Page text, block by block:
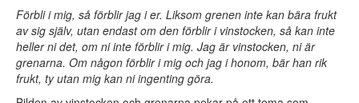
Förbli i mig, så förblir jag i er. Liksom grenen inte kan bära frukt
av sig själv, utan endast om den förblir i vinstocken, så kan inte
heller ni det, om ni inte förblir i mig. Jag är vinstocken, ni är
grenarna. Om någon förblir i mig och jag i honom, bär han rik
frukt, ty utan mig kan ni ingenting göra.